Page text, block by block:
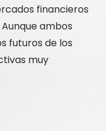
financieros
ambos
futuros de los
muy